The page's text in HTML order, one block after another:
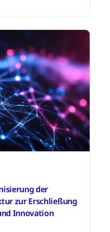
der
zur Erschließung
Innovation